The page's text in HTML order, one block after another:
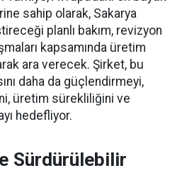
sahip olarak, Sakarya
planlı bakım, revizyon
kapsamında üretim
ara verecek. Şirket, bu
daha da güçlendirmeyi,
üretim sürekliliğini ve
hedefliyor.
Sürdürülebilir